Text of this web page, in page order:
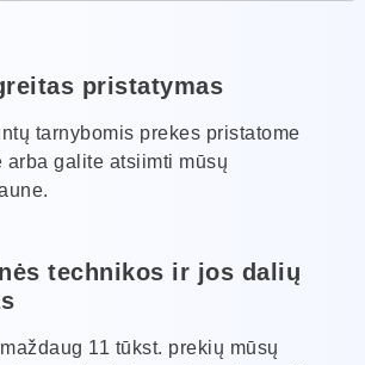
pristatymas
tarnybomis prekes pristatome
galite atsiimti mūsų
technikos ir jos dalių
11 tūkst. prekių mūsų